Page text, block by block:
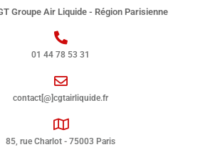
Groupe Air Liquide - Région Parisienne
01 44 78 53 31
contact[@]cgtairliquide.fr
85, rue Charlot - 75003 Paris